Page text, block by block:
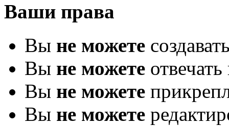
Ваши права
Вы не можете
Вы не можете
Вы не можете
Вы не можете